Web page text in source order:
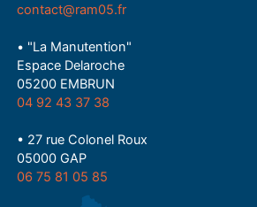
contact@ram05.fr
• "La Manutention"
Espace Delaroche
05200 EMBRUN
04 92 43 37 38
• 27 rue Colonel Roux
05000 GAP
06 75 81 05 85